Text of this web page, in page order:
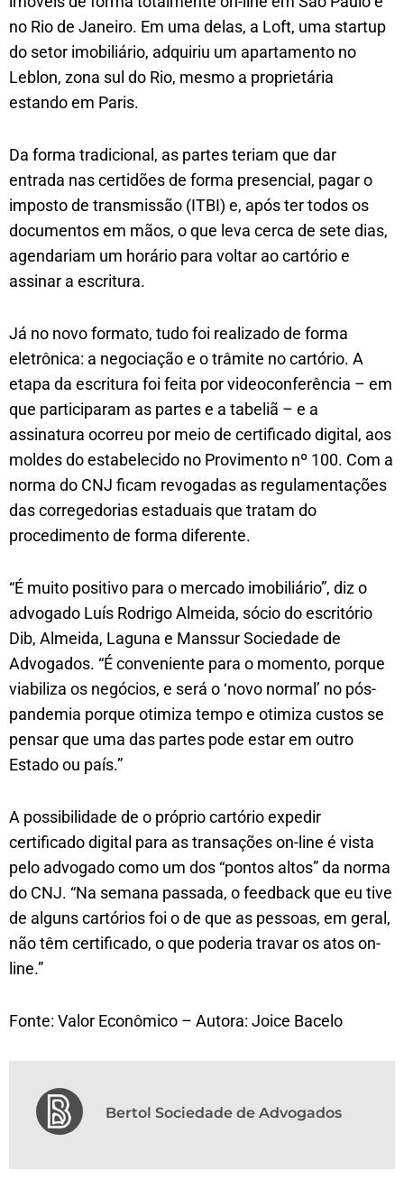
no Rio de Janeiro. Em uma delas, a Loft, uma startup
do setor imobiliário, adquiriu um apartamento no
Leblon, zona sul do Rio, mesmo a proprietária
estando em Paris.
Da forma tradicional, as partes teriam que dar
entrada nas certidões de forma presencial, pagar o
imposto de transmissão (ITBI) e, após ter todos os
documentos em mãos, o que leva cerca de sete dias,
agendariam um horário para voltar ao cartório e
assinar a escritura.
Já no novo formato, tudo foi realizado de forma
eletrônica: a negociação e o trâmite no cartório. A
etapa da escritura foi feita por videoconferência – em
que participaram as partes e a tabeliã – e a
assinatura ocorreu por meio de certificado digital, aos
moldes do estabelecido no Provimento nº 100. Com a
norma do CNJ ficam revogadas as regulamentações
das corregedorias estaduais que tratam do
procedimento de forma diferente.
“É muito positivo para o mercado imobiliário”, diz o
advogado Luís Rodrigo Almeida, sócio do escritório
Dib, Almeida, Laguna e Manssur Sociedade de
Advogados. “É conveniente para o momento, porque
viabiliza os negócios, e será o ‘novo normal’ no pós-
pandemia porque otimiza tempo e otimiza custos se
pensar que uma das partes pode estar em outro
Estado ou país.”
A possibilidade de o próprio cartório expedir
certificado digital para as transações on-line é vista
pelo advogado como um dos “pontos altos” da norma
do CNJ. “Na semana passada, o feedback que eu tive
de alguns cartórios foi o de que as pessoas, em geral,
não têm certificado, o que poderia travar os atos on-
line.”
Fonte: Valor Econômico – Autora: Joice Bacelo
Bertol Sociedade de Advogados